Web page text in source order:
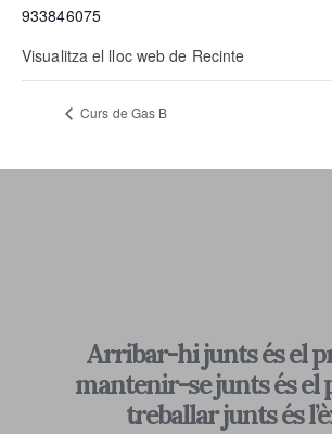
933846075
Visualitza el lloc web de Recinte
Curs de Gas B
Arribar-hi junts és el
mantenir-se junts és el
treballar junts és